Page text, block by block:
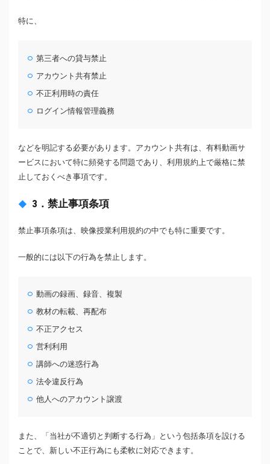
特に、
第三者への貸与禁止
アカウント共有禁止
不正利用時の責任
ログイン情報管理義務
などを明記する必要があります。アカウント共有は、有料動画サ
ービスにおいて特に頻発する問題であり、利用規約上で厳格に禁
止しておくべき事項です。
3．禁止事項条項
禁止事項条項は、映像授業利用規約の中でも特に重要です。
一般的には以下の行為を禁止します。
動画の録画、録音、複製
教材の転載、再配布
不正アクセス
営利利用
講師への迷惑行為
法令違反行為
他人へのアカウント譲渡
また、「当社が不適切と判断する行為」という包括条項を設ける
ことで、新しい不正行為にも柔軟に対応できます。